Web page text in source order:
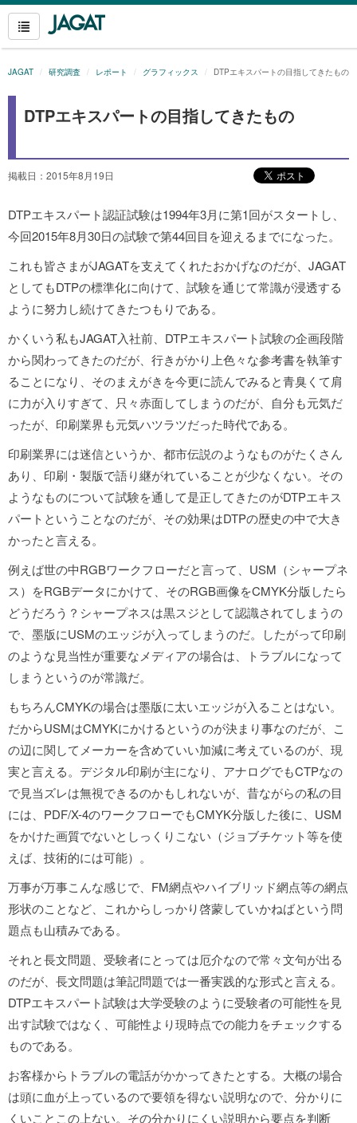
JAGAT 研究調査 レポート グラフィックス DTPエキスパートの目指してきたもの
DTPエキスパートの目指してきたもの
掲載日：2015年8月19日
DTPエキスパート認証試験は1994年3月に第1回がスタートし、
今回2015年8月30日の試験で第44回目を迎えるまでになった。
これも皆さまがJAGATを支えてくれたおかげなのだが、JAGAT
としてもDTPの標準化に向けて、試験を通じて常識が浸透する
ように努力し続けてきたつもりである。
かくいう私もJAGAT入社前、DTPエキスパート試験の企画段階
から関わってきたのだが、行きがかり上色々な参考書を執筆す
ることになり、そのまえがきを今更に読んでみると青臭くて肩
に力が入りすぎて、只々赤面してしまうのだが、自分も元気だ
ったが、印刷業界も元気ハツラツだった時代である。
印刷業界には迷信というか、都市伝説のようなものがたくさん
あり、印刷・製版で語り継がれていることが少なくない。その
ようなものについて試験を通して是正してきたのがDTPエキス
パートということなのだが、その効果はDTPの歴史の中で大き
かったと言える。
例えば世の中RGBワークフローだと言って、USM（シャープネ
ス）をRGBデータにかけて、そのRGB画像をCMYK分版したら
どうだろう？シャープネスは黒スジとして認識されてしまうの
で、墨版にUSMのエッジが入ってしまうのだ。したがって印刷
のような見当性が重要なメディアの場合は、トラブルになって
しまうというのが常識だ。
もちろんCMYKの場合は墨版に太いエッジが入ることはない。
だからUSMはCMYKにかけるというのが決まり事なのだが、こ
の辺に関してメーカーを含めていい加減に考えているのが、現
実と言える。デジタル印刷が主になり、アナログでもCTPなの
で見当ズレは無視できるのかもしれないが、昔ながらの私の目
には、PDF/X-4のワークフローでもCMYK分版した後に、USM
をかけた画質でないとしっくりこない（ジョブチケット等を使
えば、技術的には可能）。
万事が万事こんな感じで、FM網点やハイブリッド網点等の網点
形状のことなど、これからしっかり啓蒙していかねばという問
題点も山積みである。
それと長文問題、受験者にとっては厄介なので常々文句が出る
のだが、長文問題は筆記問題では一番実践的な形式と言える。
DTPエキスパート試験は大学受験のように受験者の可能性を見
出す試験ではなく、可能性より現時点での能力をチェックする
ものである。
お客様からトラブルの電話がかかってきたとする。大概の場合
は頭に血が上っているので要領を得ない説明なので、分かりに
くいことこの上ない。その分かりにくい説明から要点を判断